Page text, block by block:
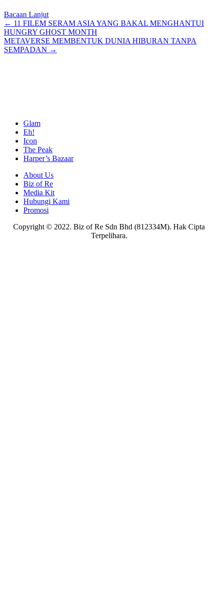
Bacaan Lanjut
Posts
navigation
← 11 FILEM SERAM ASIA YANG BAKAL MENGHANTUI
HUNGRY GHOST MONTH
METAVERSE MEMBENTUK DUNIA HIBURAN TANPA
SEMPADAN →
Glam
Eh!
Icon
The Peak
Harper’s Bazaar
About Us
Biz of Re
Media Kit
Hubungi Kami
Promosi
Copyright © 2022. Biz of Re Sdn Bhd (812334M). Hak Cipta
Terpelihara.